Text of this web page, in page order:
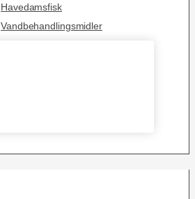
Havedamsfisk
Vandbehandlingsmidler